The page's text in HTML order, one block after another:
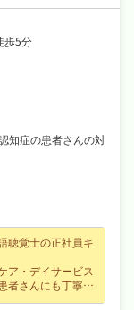
歩5分
知症の患者さんの対
部）
聴覚士の正社員キ
ア・デイサービス
者さんにも丁寧に